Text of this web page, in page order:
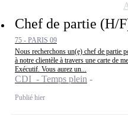
Chef de partie (H/
75 - PARIS 09
Nous recherchons un(e) chef de partie
à notre clientèle à travers une carte de
Exécutif. Vous aurez un...
CDI - Temps plein
Publié hier